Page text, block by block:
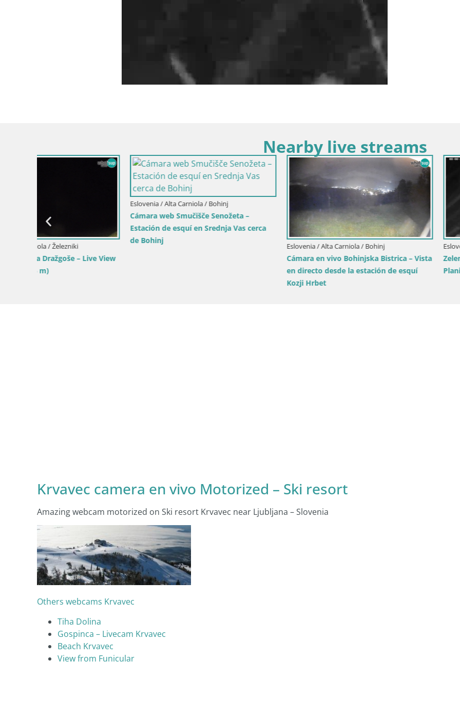
Nearby live streams
Eslovenia / Alta Carniola / Kranjska Gora
Gozd Martuljek – el grupo Špik
Eslovenia / Alta Carniola / Kranjska Gora
Esquí Kranjska Gora | Brsnina
Eslovenia / Alta Carniola / Kranjska
Estación de esquí Kranjska
Dolina
Krvavec camera en vivo Motorized – Ski resort
Amazing webcam motorized on Ski resort Krvavec near Ljubljana – Slovenia
Others webcams Krvavec
Tiha Dolina
Gospinca – Livecam Krvavec
Beach Krvavec
View from Funicular